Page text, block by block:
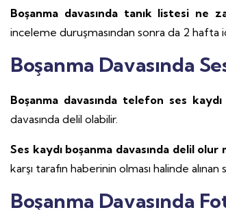
Boşanma davasında tanık listesi ne
inceleme duruşmasından sonra da 2 hafta
Boşanma Davasında
Boşanma davasında telefon ses
davasında delil olabilir.
Ses kaydı boşanma davasında delil olur
karşı tarafın haberinin olması halinde alınan
Boşanma Davasında